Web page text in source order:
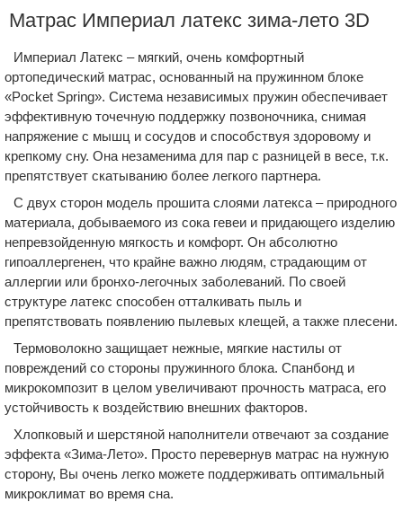
Матрас Империал латекс зима-лето 3D
Империал Латекс – мягкий, очень комфортный
ортопедический матрас, основанный на пружинном блоке
«Pocket Spring». Система независимых пружин обеспечивает
эффективную точечную поддержку позвоночника, снимая
напряжение с мышц и сосудов и способствуя здоровому и
крепкому сну. Она незаменима для пар с разницей в весе, т.к.
препятствует скатыванию более легкого партнера.
С двух сторон модель прошита слоями латекса – природного
материала, добываемого из сока гевеи и придающего изделию
непревзойденную мягкость и комфорт. Он абсолютно
гипоаллергенен, что крайне важно людям, страдающим от
аллергии или бронхо-легочных заболеваний. По своей
структуре латекс способен отталкивать пыль и
препятствовать появлению пылевых клещей, а также плесени.
Термоволокно защищает нежные, мягкие настилы от
повреждений со стороны пружинного блока. Спанбонд и
микрокомпозит в целом увеличивают прочность матраса, его
устойчивость к воздействию внешних факторов.
Хлопковый и шерстяной наполнители отвечают за создание
эффекта «Зима-Лето». Просто перевернув матрас на нужную
сторону, Вы очень легко можете поддерживать оптимальный
микроклимат во время сна.